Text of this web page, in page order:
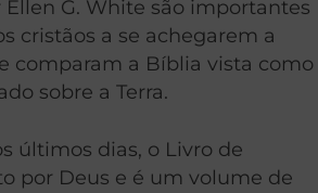
Ellen G. White são importantes
cristãos a se achegarem a
comparam a Bíblia vista como
sobre a Terra.
últimos dias, o Livro de
por Deus e é um volume de